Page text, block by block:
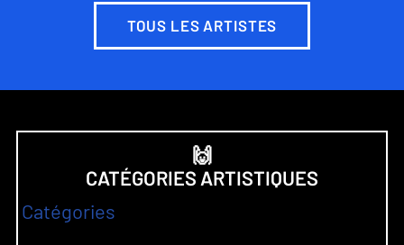
TOUS LES ARTISTES
🙌
CATÉGORIES ARTISTIQUES
Catégories